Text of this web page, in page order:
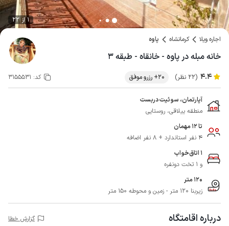
1 از 22
اجاره ویلا کرمانشاه پاوه
خانه مبله در پاوه - خانقاه - طبقه ۳
4.4 (22 نظر) 20+ رزرو موفق کد: 3155531
آپارتمان، سوئیت دربست
منطقه ییلاقی، روستایی
تا 12 مهمان
4 نفر استاندارد + 8 نفر اضافه
1 اتاق‌خواب
و 1 تخت دونفره
120 متر
زیربنا 120 متر - زمین و محوطه 150 متر
درباره اقامتگاه گزارش خطا